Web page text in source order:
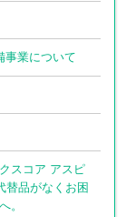
事業について
スコア アスピ
替品がなくお困
。